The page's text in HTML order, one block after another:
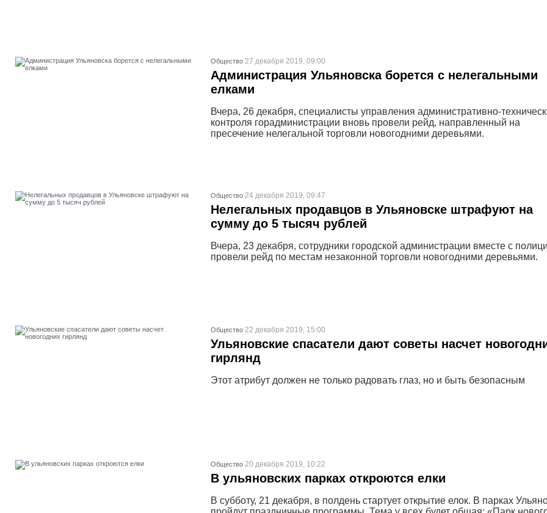
Общество 27 декабря 2019, 09:00
Администрация Ульяновска борется с нелегальными
елками
Вчера, 26 декабря, специалисты управления административно-
контроля горадминистрации вновь провели рейд, направленный на
пресечение нелегальной торговли новогодними деревьями.
Общество 24 декабря 2019, 09:47
Нелегальных продавцов в Ульяновске штрафуют на
сумму до 5 тысяч рублей
Вчера, 23 декабря, сотрудники городской администрации вместе с
провели рейд по местам незаконной торговли новогодними деревьями.
Общество 22 декабря 2019, 15:00
Ульяновские спасатели дают советы насчет
гирлянд
Этот атрибут должен не только радовать глаз, но и быть безопасным
Общество 20 декабря 2019, 10:22
В ульяновских парках откроются елки
В субботу, 21 декабря, в полдень стартует открытие елок. В парках